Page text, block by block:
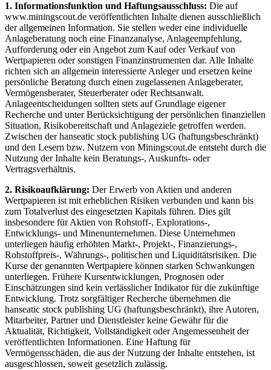
1. Informationsfunktion und Haftungsausschluss: Die auf
www.miningscout.de veröffentlichten Inhalte dienen ausschließlich
der allgemeinen Information. Sie stellen weder eine individuelle
Anlageberatung noch eine Finanzanalyse, Anlageempfehlung,
Aufforderung oder ein Angebot zum Kauf oder Verkauf von
Wertpapieren oder sonstigen Finanzinstrumenten dar. Alle Inhalte
richten sich an allgemein interessierte Anleger und ersetzen keine
persönliche Beratung durch einen zugelassenen Anlageberater,
Vermögensberater, Steuerberater oder Rechtsanwalt.
Anlageentscheidungen sollten stets auf Grundlage eigener
Recherche und unter Berücksichtigung der persönlichen finanziellen
Situation, Risikobereitschaft und Anlageziele getroffen werden.
Zwischen der hanseatic stock publishing UG (haftungsbeschränkt)
und den Lesern bzw. Nutzern von Miningscout.de entsteht durch die
Nutzung der Inhalte kein Beratungs-, Auskunfts- oder
Vertragsverhältnis.
2. Risikoaufklärung: Der Erwerb von Aktien und anderen
Wertpapieren ist mit erheblichen Risiken verbunden und kann bis
zum Totalverlust des eingesetzten Kapitals führen. Dies gilt
insbesondere für Aktien von Rohstoff-, Explorations-,
Entwicklungs- und Minenunternehmen. Diese Unternehmen
unterliegen häufig erhöhten Markt-, Projekt-, Finanzierungs-,
Rohstoffpreis-, Währungs-, politischen und Liquiditätsrisiken. Die
Kurse der genannten Wertpapiere können starken Schwankungen
unterliegen. Frühere Kursentwicklungen, Prognosen oder
Einschätzungen sind kein verlässlicher Indikator für die zukünftige
Entwicklung. Trotz sorgfältiger Recherche übernehmen die
hanseatic stock publishing UG (haftungsbeschränkt), ihre Autoren,
Mitarbeiter, Partner und Dienstleister keine Gewähr für die
Aktualität, Richtigkeit, Vollständigkeit oder Angemessenheit der
veröffentlichten Informationen. Eine Haftung für
Vermögensschäden, die aus der Nutzung der Inhalte entstehen, ist
ausgeschlossen, soweit gesetzlich zulässig.